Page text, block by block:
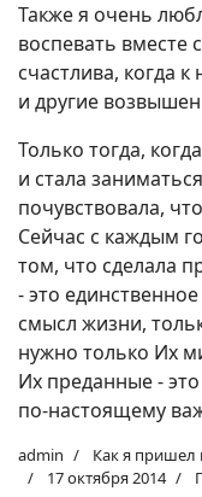
Также я очень
воспевать
счастлива, когда
и другие
Только тогда,
и стала
почувствовала,
Сейчас с каждым
том, что сделала
- это
смысл жизни,
нужно только Их
Их преданные -
по-настоящему
admin Как я пришел
17 октября 2014